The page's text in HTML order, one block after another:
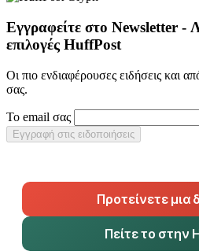
Εγγραφείτε στο Newsletter -
επιλογές HuffPost
Οι πιο ενδιαφέρουσες ειδήσεις και
σας.
Το email σας
Εγγραφή στις ειδοποιήσεις
Προτείνετε μια
Πείτε το στην